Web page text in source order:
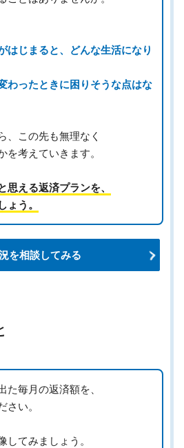
はじまると、どんな生活になり
わったときに困りそうな点はな
、この先も無理なく
を考えていきます。
思える返済プランを、
ょう。
を相談してみる
た毎月の返済額を、
さい。
してみましょう。